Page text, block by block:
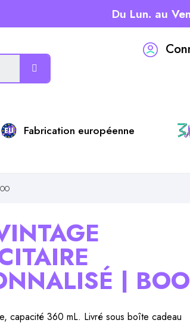
Du Lun. au
Fabrication européenne
| BOO
capacité 360 mL. Livré sous boîte cadeau